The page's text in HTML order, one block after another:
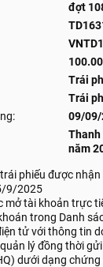
đợt
Trái
Trái
09/
năm
phiếu được
9/2025
mở tài khoản trực
trong Danh
tử với thông tin
lý đồng thời
dưới dạng